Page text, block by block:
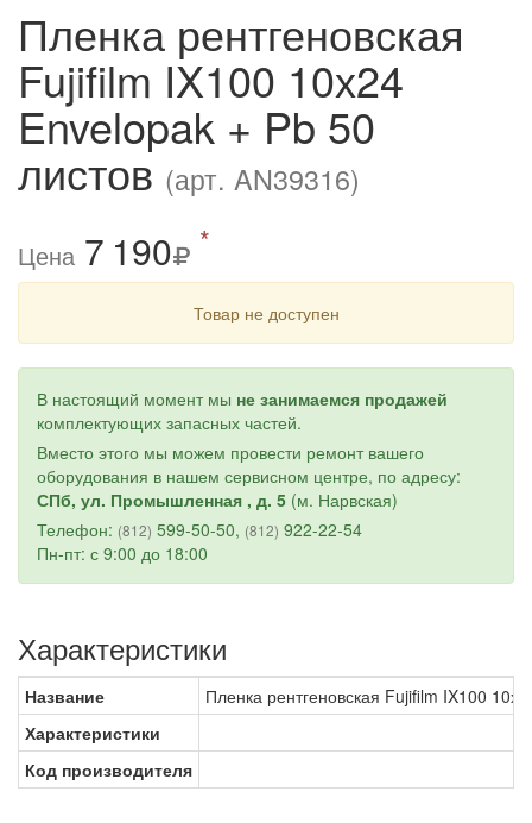
Пленка рентгеновская
Fujifilm IX100 10х24
Envelopak + Pb 50
листов (арт. AN39316)
Цена 7 190 *
Товар не доступен
В настоящий момент мы не занимаемся продажей
комплектующих запасных частей.
Вместо этого мы можем провести ремонт вашего
оборудования в нашем сервисном центре, по адресу:
СПб, ул. Промышленная , д. 5 (м. Нарвская)
Телефон: (812) 599-50-50, (812) 922-22-54
Пн-пт: с 9:00 до 18:00
Характеристики
Название
Пленка рентгеновская Fujifilm IX100
Характеристики
Код производителя